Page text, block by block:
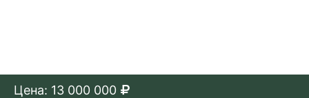
Цена: 13 000 000